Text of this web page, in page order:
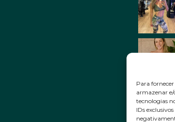
Para
armazenar e/
tecnologias
IDs